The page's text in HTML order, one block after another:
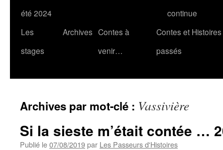
été 2024
continue
Les
stages
Archives Contes à
venir…
Contes et Histoires
passés
Archives par mot-clé : Vassivière
Si la sieste m’était contée …
Publié le07/08/2019par Les Passeurs d'Histoires